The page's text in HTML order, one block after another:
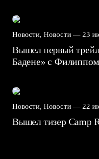
Новости, Новости — 23
Вышел первый
Бадене» с
Новости, Новости — 22
Вышел тизер Camp